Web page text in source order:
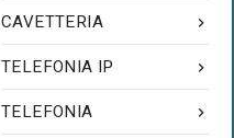

CAVETTERIA

TELEFONIA IP

TELEFONIA